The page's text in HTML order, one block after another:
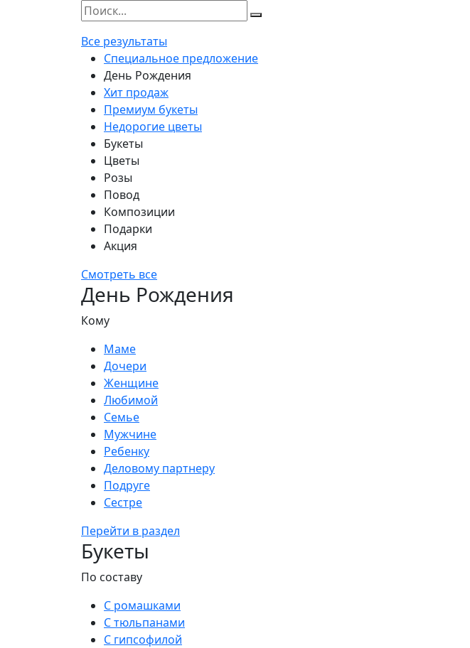
Все результаты
Специальное предложение
День Рождения
Хит продаж
Премиум букеты
Недорогие цветы
Букеты
Цветы
Розы
Повод
Композиции
Подарки
Акция
Смотреть все
День Рождения
Кому
Маме
Дочери
Женщине
Любимой
Семье
Мужчине
Ребенку
Деловому партнеру
Подруге
Сестре
Перейти в раздел
Букеты
По составу
С ромашками
С тюльпанами
С гипсофилой